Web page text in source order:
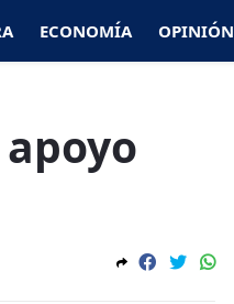
ECONOMÍA OPINIÓN